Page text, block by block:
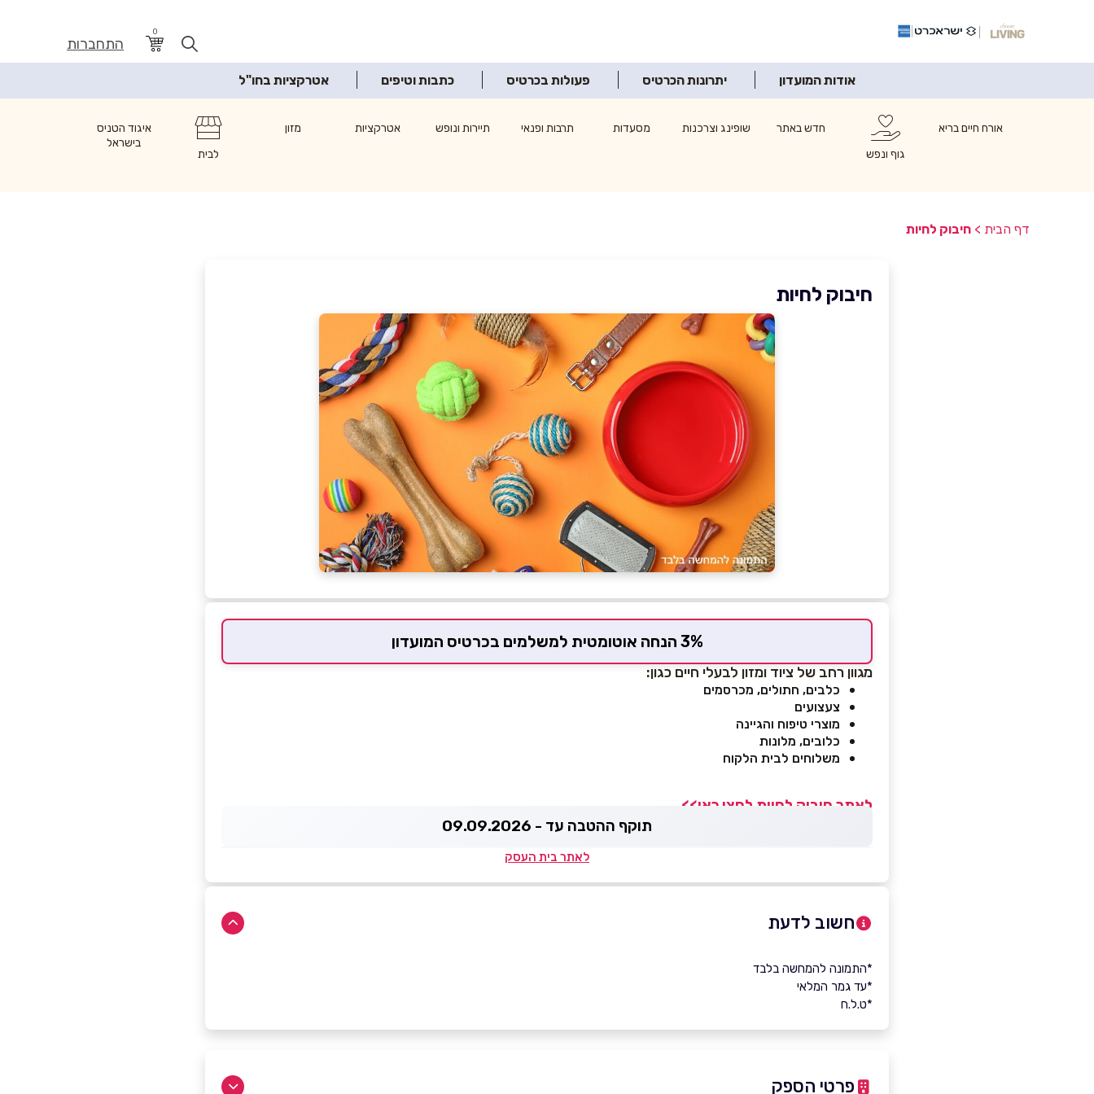
0
התחברות
אודות המועדון יתרונות הכרטיס פעולות בכרטיס כתבות וטיפים אטרקציות בחו"ל
אורח חיים בריא
גוף ונפש
חדש באתר שופינג וצרכנות מסעדות תרבות ופנאי תיירות ונופש אטרקציות
מזון
לבית
איגוד הטניס
בישראל
דף הבית > חיבוק לחיות
חיבוק לחיות
3% הנחה אוטומטית למשלמים בכרטיס המועדון
מגוון רחב של ציוד ומזון לבעלי חיים כגון:
כלבים, חתולים, מכרסמים
צעצועים
מוצרי טיפוח והגיינה
כלובים, מלונות
משלוחים לבית הלקוח
לאתר חיבוק לחיות לחצו כאן>>
תוקף ההטבה עד - 09.09.2026
לאתר בית העסק
חשוב לדעת
*התמונה להמחשה בלבד
*עד גמר המלאי
*ט.ל.ח
פרטי הספק